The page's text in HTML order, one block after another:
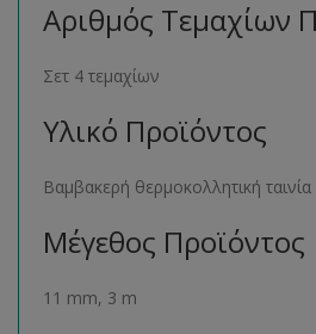
Αριθμός Τεμαχίων
Σετ 4 τεμαχίων
Υλικό Προϊόντος
Βαμβακερή θερμοκολλητική ταινία
Μέγεθος Προϊόντος
11 mm, 3 m